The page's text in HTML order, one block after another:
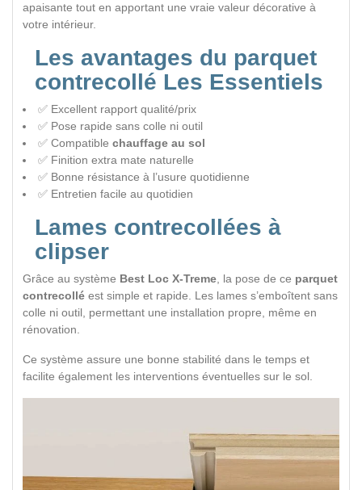
apaisante tout en apportant une vraie valeur décorative à
votre intérieur.
Les avantages du parquet
contrecollé Les Essentiels
✅ Excellent rapport qualité/prix
✅ Pose rapide sans colle ni outil
✅ Compatible chauffage au sol
✅ Finition extra mate naturelle
✅ Bonne résistance à l’usure quotidienne
✅ Entretien facile au quotidien
Lames contrecollées à
clipser
Grâce au système Best Loc X-Treme, la pose de ce parquet
contrecollé est simple et rapide. Les lames s’emboîtent sans
colle ni outil, permettant une installation propre, même en
rénovation.
Ce système assure une bonne stabilité dans le temps et
facilite également les interventions éventuelles sur le sol.